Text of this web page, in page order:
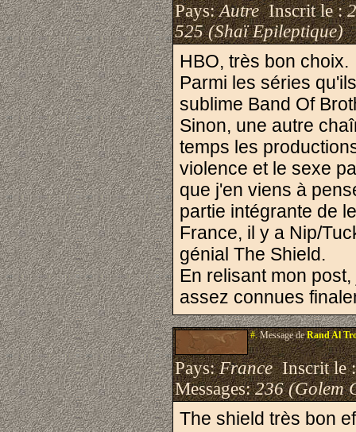
Pays:AutreInscrit le :
525 (Shaï Epileptique)
HBO, très bon choix.
Parmi les séries
sublime Band Of
Sinon, une autre
temps les
violence et le sexe
que j'en viens à
partie intégrante de
France, il y a Nip/
génial The Shield.
En relisant mon
assez connues
#.Message deRand Al
Pays:FranceInscrit le
Messages:236 (Golem
The shield très bon